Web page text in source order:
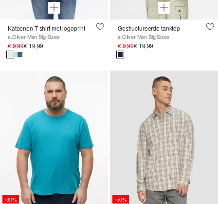
Katoenen T-shirt met logoprint
s.Oliver Men Big Sizes
€ 9,99€ 19,99
Gestructureerde tanktop
s.Oliver Men Big Sizes
€ 9,99€ 19,99
-30% -50%